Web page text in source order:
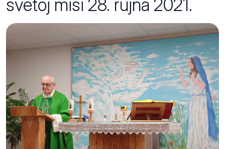
svetoj misi 28. rujna 2021.